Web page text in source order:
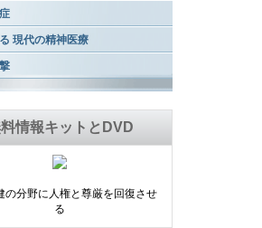
現代の精神医療
情報キットとDVD
の分野に人権と尊厳を回復させ
る